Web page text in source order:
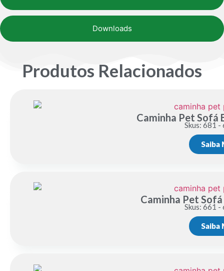
Downloads
Produtos Relacionados
Caminha Pet Sofá
Skus: 681
Saiba
Caminha Pet
Skus: 661
Saiba